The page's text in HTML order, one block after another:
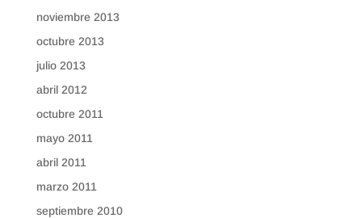
noviembre 2013
octubre 2013
julio 2013
abril 2012
octubre 2011
mayo 2011
abril 2011
marzo 2011
septiembre 2010